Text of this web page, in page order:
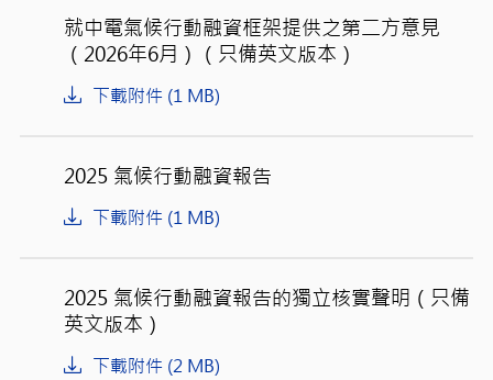
就中電氣候行動融資框架提供之第二方意見
（2026年6月）（只備英文版本）
下載附件 (1 MB)
2025 氣候行動融資報告
下載附件 (1 MB)
2025 氣候行動融資報告的獨立核實聲明（只備
英文版本）
下載附件 (2 MB)